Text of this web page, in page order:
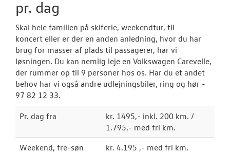
OM OS
pr. dag
Skal hele familien på skiferie, weekendtur, til
koncert eller er der en anden anledning, hvor du har
brug for masser af plads til passagerer, har vi
løsningen. Du kan nemlig leje en Volkswagen Carevelle,
der rummer op til 9 personer hos os. Har du et andet
behov har vi også andre udlejningsbiler, ring og hør -
97 82 12 33.
Pr. dag fra
kr. 1495,- inkl. 200 km. /
1.795,- med fri km.
Weekend, fre-søn
kr. 4.195 ,- med fri km.